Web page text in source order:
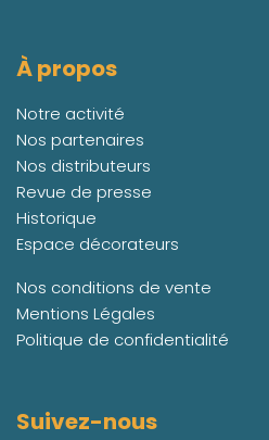
À propos
Notre activité
Nos partenaires
Nos distributeurs
Revue de presse
Historique
Espace décorateurs
Nos conditions de vente
Mentions Légales
Politique de confidentialité
Suivez-nous